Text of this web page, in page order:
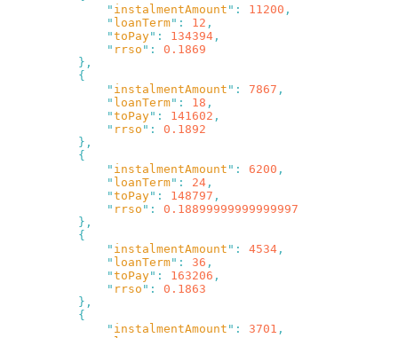
              "
instalmentAmount " : 11200
              "
loanTerm" : 12
              "
toPay" : 134394
              "
rrso " :
              "
instalmentAmount " : 7867
              "
loanTerm" : 18
              "
toPay" : 141602
              "
rrso " :
              "
instalmentAmount " : 6200
              "
loanTerm" : 24
              "
toPay" : 148797
              "
rrso " :
              "
instalmentAmount " : 4534
              "
loanTerm" : 36
              "
toPay" : 163206
              "
rrso " :
              "
instalmentAmount " : 3701